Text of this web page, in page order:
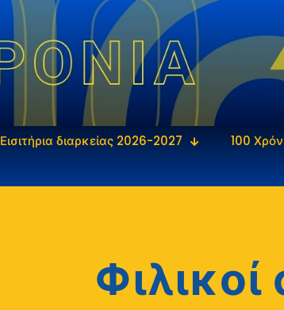
Εισιτήρια διαρκείας 2026-2027 100